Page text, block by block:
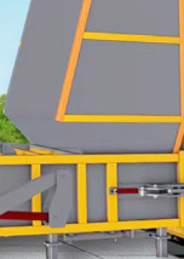
有洒水车、垃圾车、
起重运输车、混凝土
品种车型。同时批发